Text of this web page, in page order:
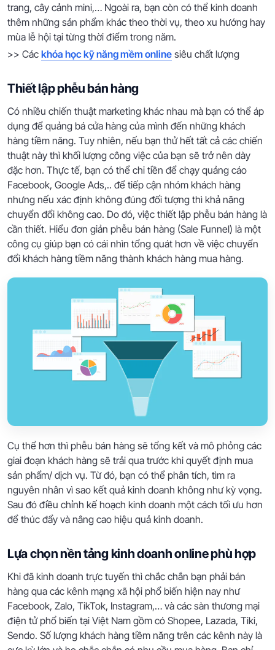
trang, cây cảnh mini,… Ngoài ra, bạn còn có thể kinh doanh
thêm những sản phẩm khác theo thời vụ, theo xu hướng hay
mùa lễ hội tại từng thời điểm trong năm.
>> Các khóa học kỹ năng mềm online siêu chất lượng
Thiết lập phễu bán hàng
Có nhiều chiến thuật marketing khác nhau mà bạn có thể áp
dụng để quảng bá cửa hàng của mình đến những khách
hàng tiềm năng. Tuy nhiên, nếu bạn thử hết tất cả các chiến
thuật này thì khối lượng công việc của bạn sẽ trở nên dày
đặc hơn. Thực tế, bạn có thể chi tiền để chạy quảng cáo
Facebook, Google Ads,.. để tiếp cận nhóm khách hàng
nhưng nếu xác định không đúng đối tượng thì khả năng
chuyển đổi không cao. Do đó, việc thiết lập phễu bán hàng là
cần thiết. Hiểu đơn giản phễu bán hàng (Sale Funnel) là một
công cụ giúp bạn có cái nhìn tổng quát hơn về việc chuyển
đổi khách hàng tiềm năng thành khách hàng mua hàng.
Cụ thể hơn thì phễu bán hàng sẽ tổng kết và mô phỏng các
giai đoạn khách hàng sẽ trải qua trước khi quyết định mua
sản phẩm/ dịch vụ. Từ đó, bạn có thể phân tích, tìm ra
nguyên nhân vì sao kết quả kinh doanh không như kỳ vọng.
Sau đó điều chỉnh kế hoạch kinh doanh một cách tối ưu hơn
để thúc đẩy và nâng cao hiệu quả kinh doanh.
Lựa chọn nền tảng kinh doanh online phù hợp
Khi đã kinh doanh trực tuyến thì chắc chắn bạn phải bán
hàng qua các kênh mạng xã hội phổ biến hiện nay như
Facebook, Zalo, TikTok, Instagram,… và các sàn thương mại
điện tử phổ biến tại Việt Nam gồm có Shopee, Lazada, Tiki,
Sendo. Số lượng khách hàng tiềm năng trên các kênh này là